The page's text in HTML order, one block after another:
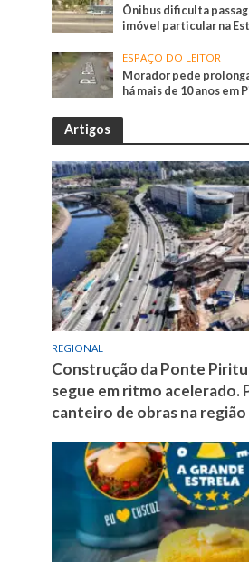
Ônibus dificulta
imóvel particular na
ESPAÇO DO LEITOR
Morador pede
há mais de 10 anos em
Artigos
REGIONAL
Construção da Ponte
segue em ritmo
canteiro de obras na região